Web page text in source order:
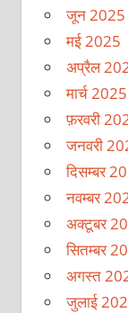
जून 2025
मई 2025
अप्रैल
मार्च 2025
फ़रवरी
जनवरी
दिसम्बर
नवम्बर
अक्टूबर
सितम्बर
अगस्त
जुलाई